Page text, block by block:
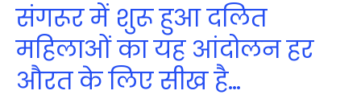
संगरूर में शुरू हुआ दलित
महिलाओं का यह आंदोलन हर
औरत के लिए सीख है…